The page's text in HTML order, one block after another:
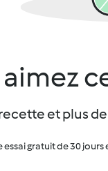
et plus
essai gratuit de 30